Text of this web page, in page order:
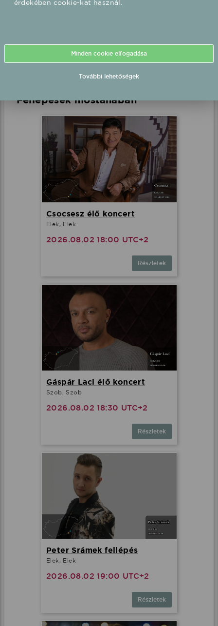
Részletek
Fellépések mostanában
Csocsesz élő koncert
Elek, Elek
2026.08.02 18:00 UTC+2
Részletek
Gáspár Laci élő koncert
Szob, Szob
2026.08.02 18:30 UTC+2
Részletek
Peter Srámek fellépés
Elek, Elek
2026.08.02 19:00 UTC+2
Részletek
További lehetőségek